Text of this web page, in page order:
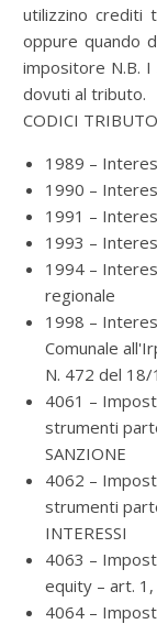
utilizzino crediti
oppure quando
impositore N.B.
dovuti al tributo.
CODICI
1989 –
1990 –
1991 –
1993 –
1994 –
regionale
1998 –
Comunale
N. 472 del
4061 –
strumenti
SANZIONE
4062 –
strumenti
INTERESSI
4063 –
equity – art. 1,
4064 –